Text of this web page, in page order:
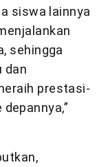
siswa lainnya
sehingga
dan
prestasi-